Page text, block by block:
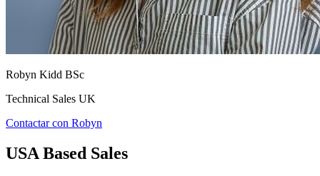
Robyn Kidd BSc
Technical Sales UK
Contactar con Robyn
USA Based Sales